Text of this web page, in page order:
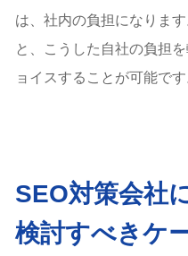
は、社内の負担になりま
と、こうした自社の負担
ョイスすることが可能です
SEO対策会社
検討すべきケ